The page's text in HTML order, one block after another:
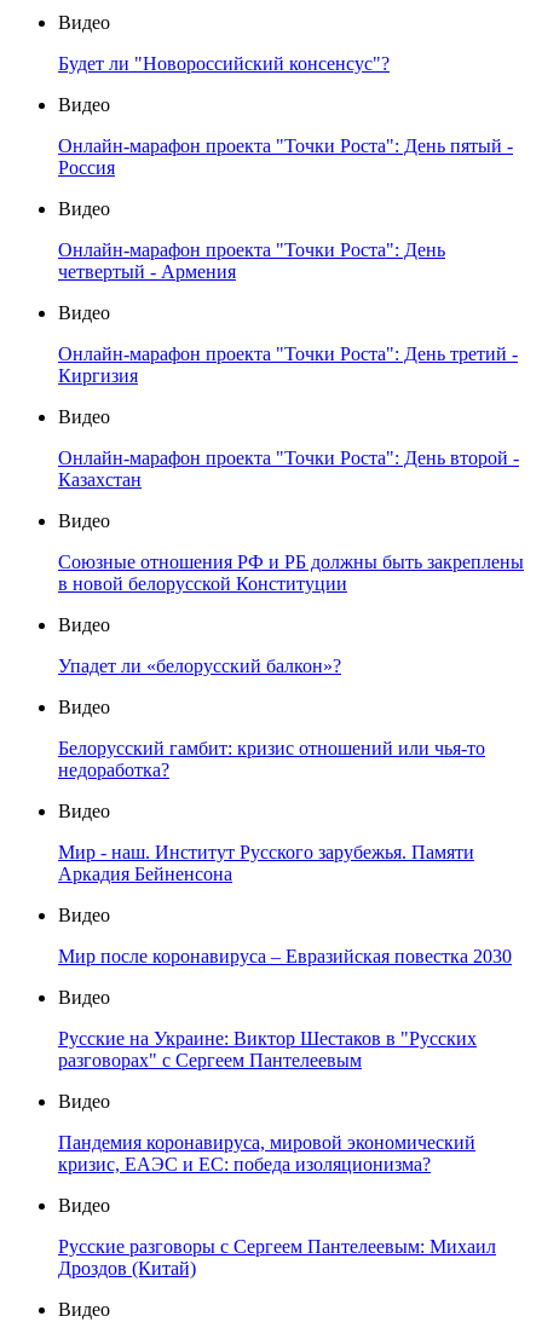
Видео
Будет ли "Новороссийский консенсус"?
Видео
Онлайн-марафон проекта "Точки Роста": День пятый -
Россия
Видео
Онлайн-марафон проекта "Точки Роста": День
четвертый - Армения
Видео
Онлайн-марафон проекта "Точки Роста": День третий -
Киргизия
Видео
Онлайн-марафон проекта "Точки Роста": День второй -
Казахстан
Видео
Союзные отношения РФ и РБ должны быть закреплены
в новой белорусской Конституции
Видео
Упадет ли «белорусский балкон»?
Видео
Белорусский гамбит: кризис отношений или чья-то
недоработка?
Видео
Мир - наш. Институт Русского зарубежья. Памяти
Аркадия Бейненсона
Видео
Мир после коронавируса – Евразийская повестка 2030
Видео
Русские на Украине: Виктор Шестаков в "Русских
разговорах" с Сергеем Пантелеевым
Видео
Пандемия коронавируса, мировой экономический
кризис, ЕАЭС и ЕС: победа изоляционизма?
Видео
Русские разговоры с Сергеем Пантелеевым: Михаил
Дроздов (Китай)
Видео